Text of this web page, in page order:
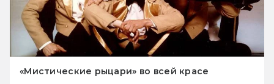
«Мистические рыцари» во всей красе